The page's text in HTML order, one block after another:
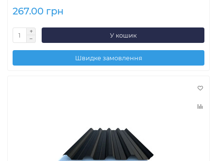
267.00 грн
У кошик
Швидке замовлення